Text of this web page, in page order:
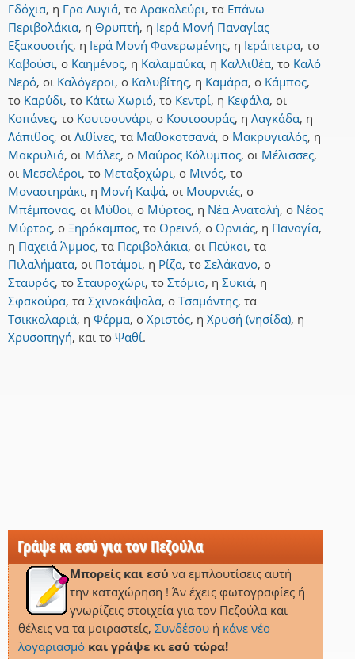
Γδόχια, η Γρα Λυγιά, το Δρακαλεύρι, τα Επάνω
Περιβολάκια, η Θρυπτή, η Ιερά Μονή Παναγίας
Εξακουστής, η Ιερά Μονή Φανερωμένης, η Ιεράπετρα, το
Καβούσι, ο Καημένος, η Καλαμαύκα, η Καλλιθέα, το Καλό
Νερό, οι Καλόγεροι, ο Καλυβίτης, η Καμάρα, ο Κάμπος,
το Καρύδι, το Κάτω Χωριό, το Κεντρί, η Κεφάλα, οι
Κοπάνες, το Κουτσουνάρι, ο Κουτσουράς, η Λαγκάδα, η
Λάπιθος, οι Λιθίνες, τα Μαθοκοτσανά, ο Μακρυγιαλός, η
Μακρυλιά, οι Μάλες, ο Μαύρος Κόλυμπος, οι Μέλισσες,
οι Μεσελέροι, το Μεταξοχώρι, ο Μινός, το
Μοναστηράκι, η Μονή Καψά, οι Μουρνιές, ο
Μπέμπονας, οι Μύθοι, ο Μύρτος, η Νέα Ανατολή, ο Νέος
Μύρτος, ο Ξηρόκαμπος, το Ορεινό, ο Ορνιάς, η Παναγία,
η Παχειά Άμμος, τα Περιβολάκια, οι Πεύκοι, τα
Πιλαλήματα, οι Ποτάμοι, η Ρίζα, το Σελάκανο, ο
Σταυρός, το Σταυροχώρι, το Στόμιο, η Συκιά, η
Σφακούρα, τα Σχινοκάψαλα, ο Τσαμάντης, τα
Τσικκαλαριά, η Φέρμα, ο Χριστός, η Χρυσή (νησίδα), η
Χρυσοπηγή, και το Ψαθί.
Γράψε κι εσύ για τον Πεζούλα
Μπορείς και εσύ να εμπλουτίσεις αυτή
την καταχώρηση ! Άν έχεις φωτογραφίες ή
γνωρίζεις στοιχεία για τον Πεζούλα και
θέλεις να τα μοιραστείς, Συνδέσουή κάνε νέο
λογαριασμό και γράψε κι εσύ τώρα!